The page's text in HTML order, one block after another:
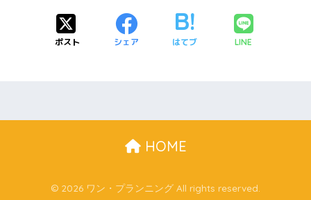
ポスト シェア はてブ LINE
HOME
© 2026 ワン・プランニング All rights reserved.